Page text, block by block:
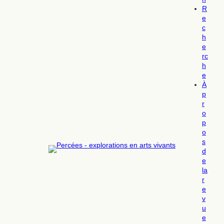
R
e
c
h
e
rc
h
e
À
p
r
o
p
o
s
d
e
la
r
e
v
u
e